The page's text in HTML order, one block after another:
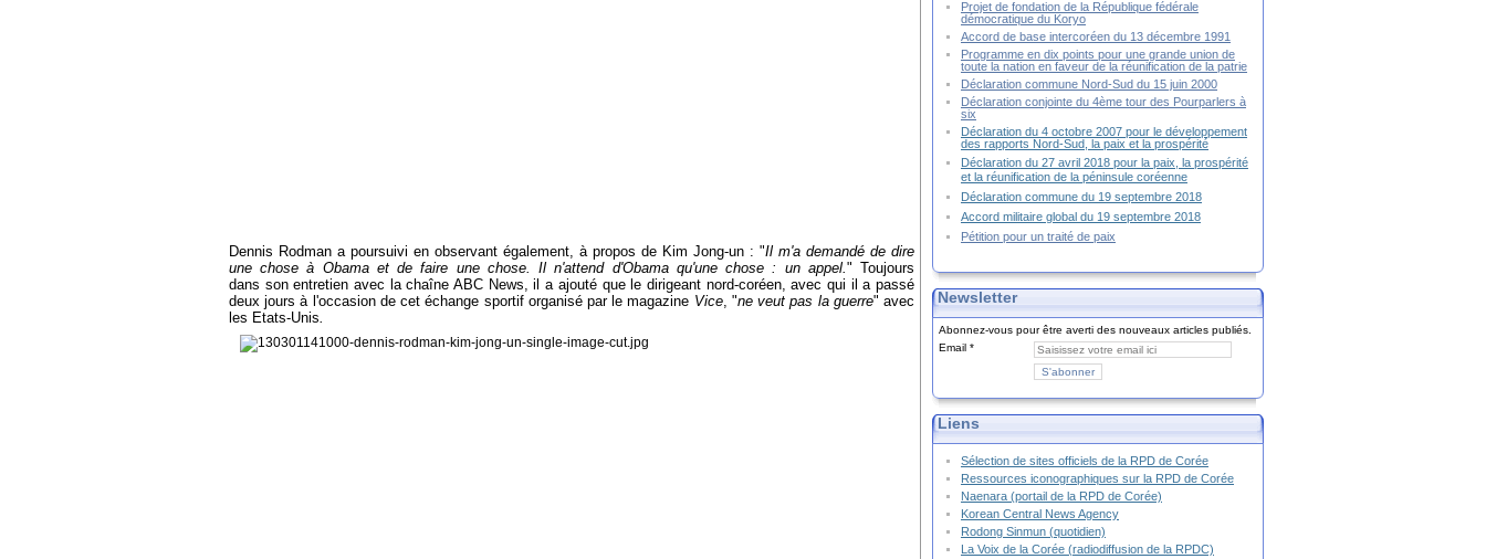
Dennis Rodman a poursuivi en observant également, à propos de Kim Jong-un : "Il m'a demandé de dire
une chose à Obama et de faire une chose. Il n'attend d'Obama qu'une chose : un appel. " Toujours
dans son entretien avec la chaîne ABC News, il a ajouté que le dirigeant nord-coréen, avec qui il a passé
deux jours à l'occasion de cet échange sportif organisé par le magazine Vice, "ne veut pas la guerre" avec
les Etats-Unis
Projet de fondation de la République fédérale
démocratique du Koryo
Accord de base intercoréen du 13 décembre 1991
Programme en dix points pour une grande union de
toute la nation en faveur de la réunification de la patrie
Déclaration commune Nord-Sud du 15 juin 2000
Déclaration conjointe du 4ème tour des Pourparlers à
six
Déclaration du 4 octobre 2007 pour le développement
des rapports Nord-Sud, la paix et la prospérité
Déclaration du 27 avril 2018 pour la paix, la prospérité
et la réunification de la péninsule coréenne
Déclaration commune du 19 septembre 2018
Accord militaire global du 19 septembre 2018
Pétition pour un traité de paix
Newsletter
Abonnez-vous pour être averti des nouveaux articles publiés.
Email
Liens
Sélection de sites officiels de la RPD de Corée
Ressources iconographiques sur la RPD de Corée
Naenara (portail de la RPD de Corée)
Korean Central News Agency
Rodong Sinmun (quotidien)
La Voix de la Corée (radiodiffusion de la RPDC)